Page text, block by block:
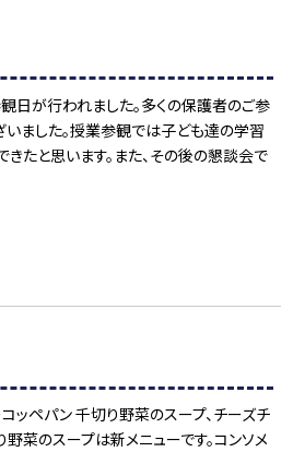
観日が行われました。多くの保護者のご参
ました。授業参観では子ども達の学習
たと思います。また、その後の懇談会で
ッペパン 千切り野菜のスープ、チーズチ
菜のスープは新メニューです。コンソメ